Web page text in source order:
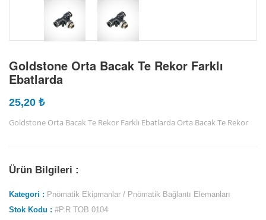
Goldstone Orta Bacak Te Rekor Farklı
Ebatlarda
25,20 ₺
Goldstone Orta Bacak Te Rekor Farklı Ebatlarda Orta Bacak Te Rekor
Ürün Bilgileri :
Kategori : Pnömatik Ekipmanlar / Pnömatik Bağlantı Elemanları
Stok Kodu : #P.R TOB 0104